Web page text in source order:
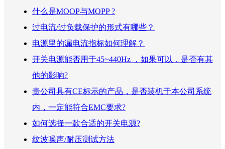
什么是MOOP与MOPP ?
过电流/过负载保护的形式有哪些？
电源里的漏电流指标如何理解？
开关电源能否用于45~440Hz ，如果可以，是否有其
他的影响?
贵公司具有CE标示的产品，是否装机于本公司系统
内，一定能符合EMC要求?
如何选择一款合适的开关电源?
纹波噪声/耐压测试方法